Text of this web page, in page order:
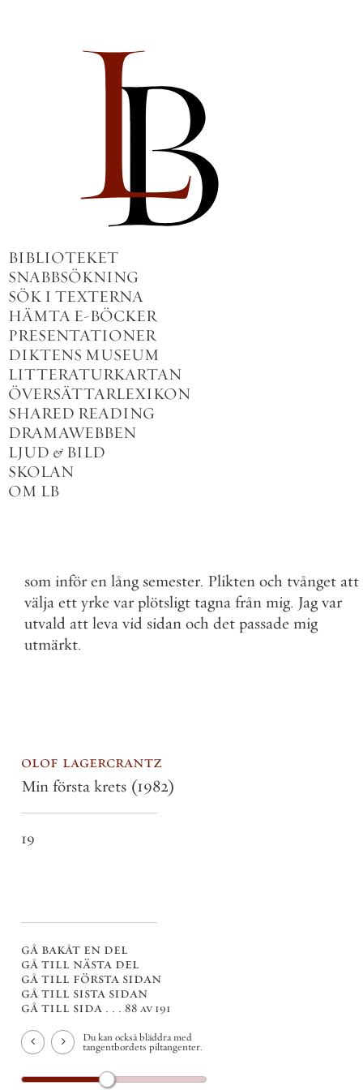
BIBLIOTEKET
SNABBSÖKNING
SÖK I TEXTERNA
HÄMTA E-BÖCKER
PRESENTATIONER
DIKTENS MUSEUM
LITTERATURKARTAN
ÖVERSÄTTARLEXIKON
SHARED READING
DRAMAWEBBEN
LJUD & BILD
SKOLAN
OM LB
som inför en lång semester. Plikten och tvånget att
välja ett yrke var plötsligt tagna från mig. Jag var
utvald att leva vid sidan och det passade mig
utmärkt.
olof lagercrantz
Min första krets (1982)
19
gå bakåt en del
gå till nästa del
gå till första sidan
gå till sista sidan
gå till sida . . . 88 av 191
Du kan också bläddra med
tangentbordets piltangenter.